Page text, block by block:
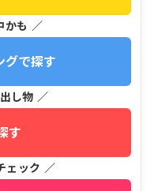
かも ／
で探す
し物 ／
す
ェック ／